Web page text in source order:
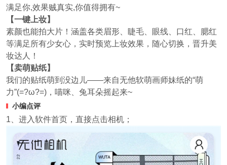
满足你,效果贼真实,你值得拥有~
【一键上妆】
素颜也能拍大片！涵盖各类眉形、睫毛、眼线、口红、腮红
等满足所有少女心，实时预览上妆效果，随心切换，晋升美
妆达人！
【卖萌贴纸】
我们的贴纸萌到没边儿——来自无他软萌画师妹纸的“萌
力”(=?ω?=)，喵咪、兔耳朵摇起来~
小编点评
1、进入软件首页，直接点击相机；